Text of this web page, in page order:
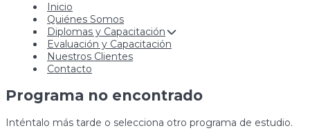
Inicio
Quiénes Somos
Diplomas y Capacitación
Evaluación y Capacitación
Nuestros Clientes
Contacto
Programa no encontrado
Inténtalo más tarde o selecciona otro programa de estudio.